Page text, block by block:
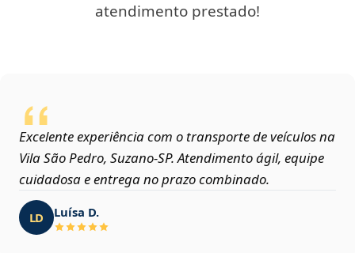
atendimento prestado!
Excelente experiência com o transporte de veículos na
Vila São Pedro, Suzano‑SP. Atendimento ágil, equipe
cuidadosa e entrega no prazo combinado.
LD Luísa D.